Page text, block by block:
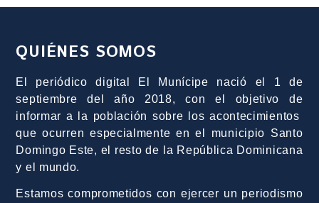
QUIÉNES SOMOS
El periódico digital El Munícipe nació el 1 de
septiembre del año 2018, con el objetivo de
informar a la población sobre los acontecimientos
que ocurren especialmente en el municipio Santo
Domingo Este, el resto de la República Dominicana
y el mundo.
Estamos comprometidos con ejercer un periodismo